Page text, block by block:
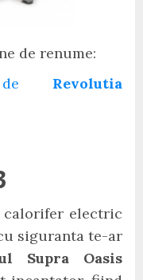
de renume:
de Revolutia
electric
siguranta te-ar
Supra Oasis